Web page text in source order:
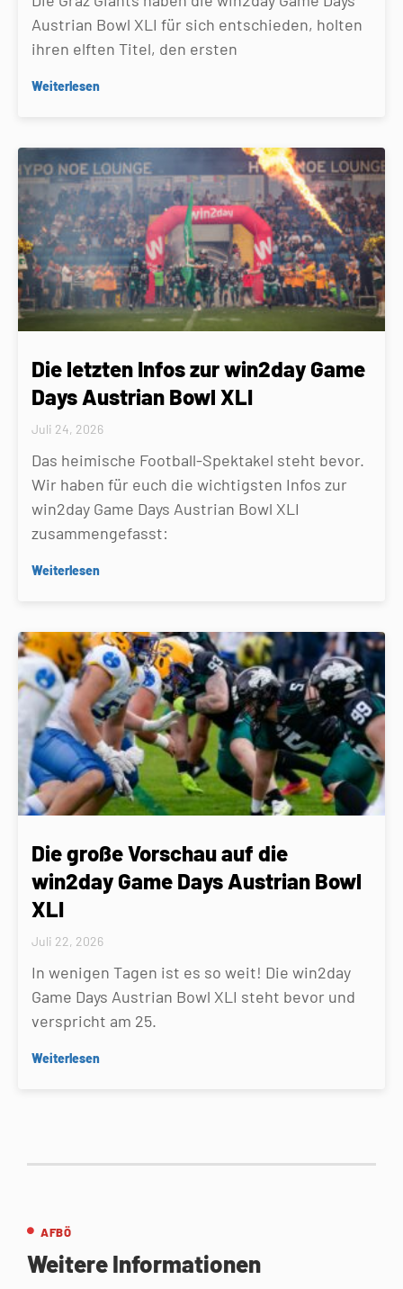
Austrian Bowl XLI für sich entschieden, holten
ihren elften Titel, den ersten
Weiterlesen
Die letzten Infos zur win2day Game
Days Austrian Bowl XLI
Juli 24, 2026
Das heimische Football-Spektakel steht bevor.
Wir haben für euch die wichtigsten Infos zur
win2day Game Days Austrian Bowl XLI
zusammengefasst:
Weiterlesen
Die große Vorschau auf die
win2day Game Days Austrian Bowl
XLI
Juli 22, 2026
In wenigen Tagen ist es so weit! Die win2day
Game Days Austrian Bowl XLI steht bevor und
verspricht am 25.
Weiterlesen
AFBÖ
Weitere Informationen